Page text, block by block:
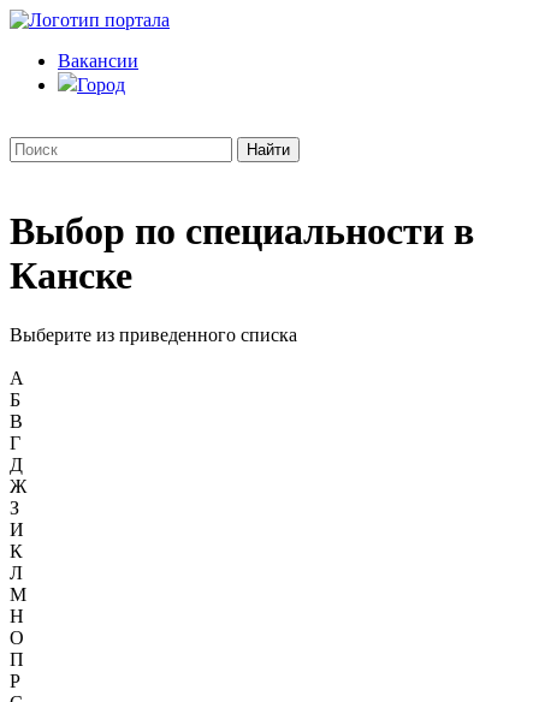
Вакансии
Город
Выбор по специальности в
Канске
Выберите из приведенного списка
А
Б
В
Г
Д
Ж
З
И
К
Л
М
Н
О
П
Р